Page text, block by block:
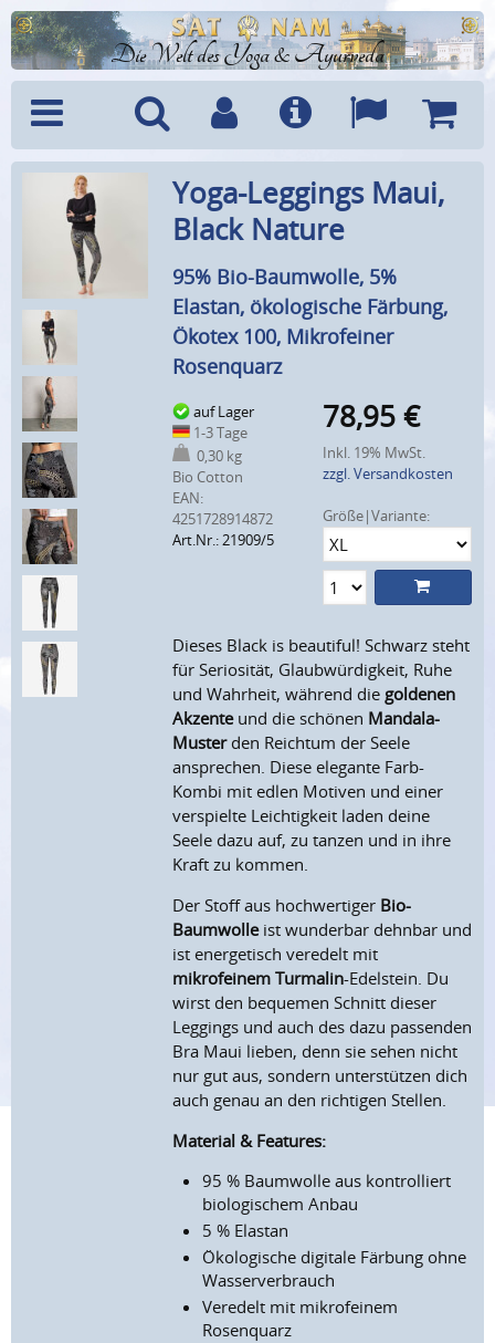
Die Welt des Yoga & Ayurveda
Menü SucheBenutzerkonto
Info Sprachen
Yoga-Leggings Maui,
Black Nature
95% Bio-Baumwolle, 5%
Elastan, ökologische Färbung,
Ökotex 100, Mikrofeiner
Rosenquarz
auf Lager
1-3 Tage
0,30 kg
Bio Cotton
EAN:
4251728914872
Art.Nr.: 21909/5
78,95 €
Inkl. 19% MwSt.
zzgl. Versandkosten
Größe|Variante:
Dieses Black is beautiful! Schwarz steht
für Seriosität, Glaubwürdigkeit, Ruhe
und Wahrheit, während die goldenen
Akzenteund die schönen Mandala-
Musterden Reichtum der Seele
ansprechen. Diese elegante Farb-
Kombi mit edlen Motiven und einer
verspielte Leichtigkeit laden deine
Seele dazu auf, zu tanzen und in ihre
Kraft zu kommen.
Der Stoff aus hochwertiger Bio-
Baumwolleist wunderbar dehnbar und
ist energetisch veredelt mit
mikrofeinem Turmalin-Edelstein. Du
wirst den bequemen Schnitt dieser
Leggings und auch des dazu passenden
Bra Maui lieben, denn sie sehen nicht
nur gut aus, sondern unterstützen dich
auch genau an den richtigen Stellen.
Material & Features:
95 % Baumwolle aus kontrolliert
biologischem Anbau
5 % Elastan
Ökologische digitale Färbung ohne
Wasserverbrauch
Veredelt mit mikrofeinem
Rosenquarz